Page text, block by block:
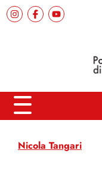
Nicola Tangari